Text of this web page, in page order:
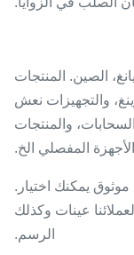
الصين. المنتجات
والتجهيزات نعش
والمنتجات
الأجهزة المفصلي الخ.
هي مورد موثوق يمكنك اختيار.
عينات وكذلك
الرسم.